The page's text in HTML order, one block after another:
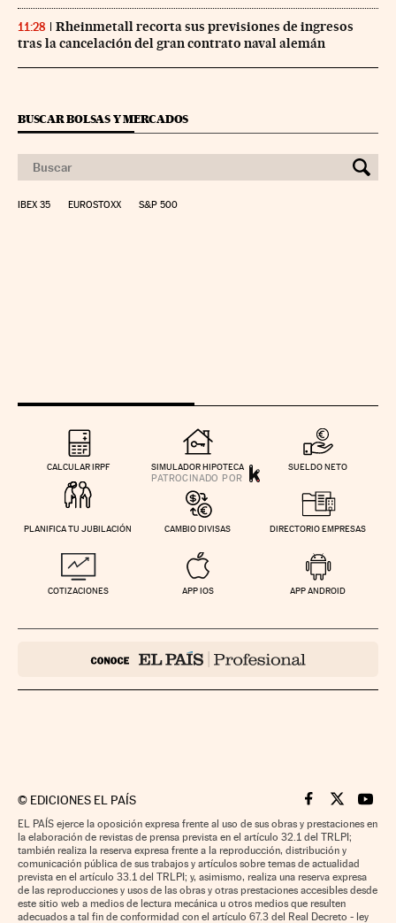
11:28
Rheinmetall recorta sus previsiones de ingresos
tras la cancelación del gran contrato naval alemán
BUSCAR BOLSAS Y MERCADOS
IBEX 35 EUROSTOXX S&P 500
CALCULAR IRPF SIMULADOR HIPOTECA SUELDO NETO
PLANIFICA TU JUBILACIÓN CAMBIO DIVISAS DIRECTORIO EMPRESAS
COTIZACIONES APP IOS APP ANDROID
© EDICIONES EL PAÍS Cinco Días en
Cinco Días
Cinco
EL PAÍS ejerce la oposición expresa frente al uso de sus obras y prestaciones en
la elaboración de revistas de prensa prevista en el artículo 32.1 del TRLPI;
también realiza la reserva expresa frente a la reproducción, distribución y
comunicación pública de sus trabajos y artículos sobre temas de actualidad
prevista en el artículo 33.1 del TRLPI; y, asimismo, realiza una reserva expresa
de las reproducciones y usos de las obras y otras prestaciones accesibles desde
este sitio web a medios de lectura mecánica u otros medios que resulten
adecuados a tal fin de conformidad con el artículo 67.3 del Real Decreto - ley